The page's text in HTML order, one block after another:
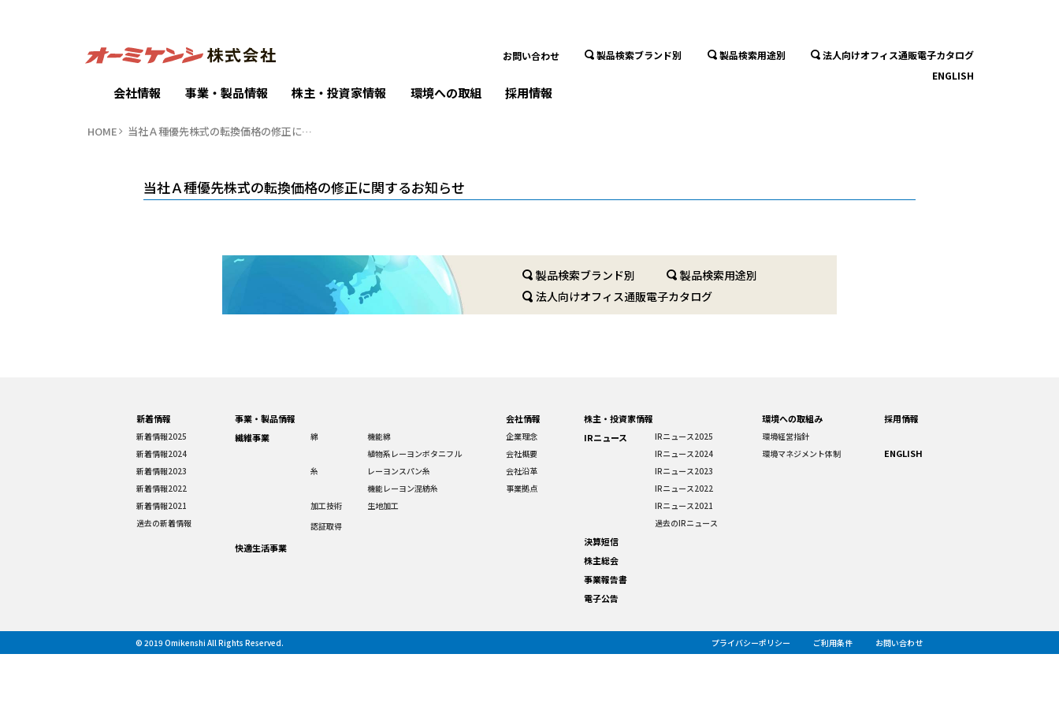
お問い合わせ 製品検索ブランド別 製品検索用途別
法人向けオフィス通販電子カタログ
ENGLISH
会社情報 事業・製品情報 株主・投資家情報 環境への取組 採用情報
HOME 当社Ａ種優先株式の転換価格の修正に…
当社Ａ種優先株式の転換価格の修正に関するお知らせ
製品検索ブランド別
製品検索用途別
法人向けオフィス通販電子カタログ
新着情報
新着情報2025
新着情報2024
新着情報2023
新着情報2022
新着情報2021
過去の新着情報
事業・製品情報
繊維事業
綿
機能綿
植物系レーヨンボタニフル
糸
レーヨンスパン糸
機能レーヨン混紡糸
加工技術
生地加工
認証取得
快適生活事業
会社情報
企業理念
会社概要
会社沿革
事業拠点
株主・投資家情報
IRニュース
IRニュース2025
IRニュース2024
IRニュース2023
IRニュース2022
IRニュース2021
過去のIRニュース
決算短信
株主総会
事業報告書
電子公告
環境への取組み
環境経営指針
環境マネジメント体制
採用情報
ENGLISH
プライバシーポリシー ご利用条件 お問い合わせ
© 2019 Omikenshi All Rights Reserved.